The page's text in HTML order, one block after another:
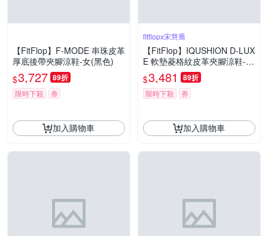
【FitFlop】F-MODE 串珠皮革
厚底後帶夾腳涼鞋-女(黑色)
$3,727 89折
限時下殺 券
加入購物車
fitflopx宋慧喬
【FitFlop】IQUSHION D-LUX
E 軟墊菱格紋皮革夾腳涼鞋-女
(靚黑色)
$3,481 89折
限時下殺 券
加入購物車